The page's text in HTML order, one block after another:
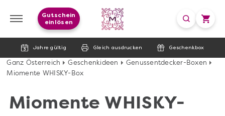
Jahre gültig Gleich ausdrucken Geschenkbox
Gutschein
einlösen
Ganz Österreich Geschenkideen
Genussentdecker-Boxen
Miomente WHISKY-Box
Miomente WHISKY-